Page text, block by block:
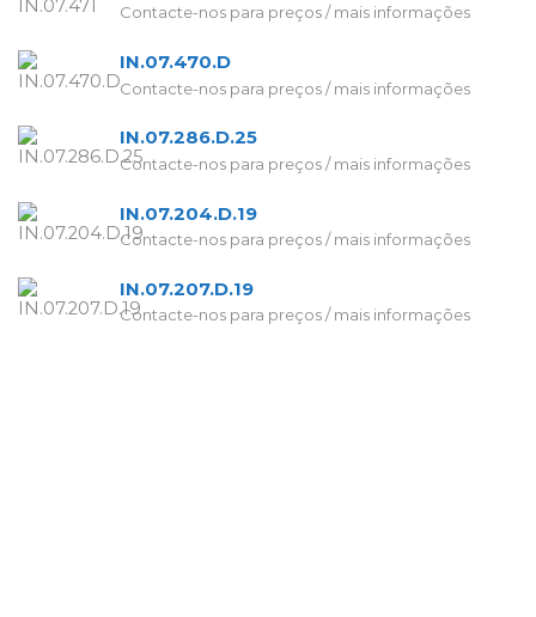
Contacte-nos para preços / mais informações
IN.07.470.D
Contacte-nos para preços / mais informações
IN.07.286.D.25
Contacte-nos para preços / mais informações
IN.07.204.D.19
Contacte-nos para preços / mais informações
IN.07.207.D.19
Contacte-nos para preços / mais informações